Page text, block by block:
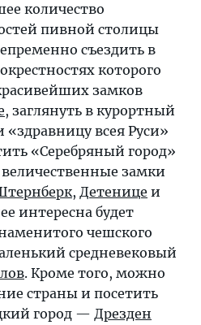
количество
пивной столицы
съездить в
которого
замков
, заглянуть в курортный
«здравницу всея Руси»
«Серебряный город»
величественные замки
, Детенице и
интересна будет
чешского
средневековый
. Кроме того, можно
страны и посетить
город — Дрезден